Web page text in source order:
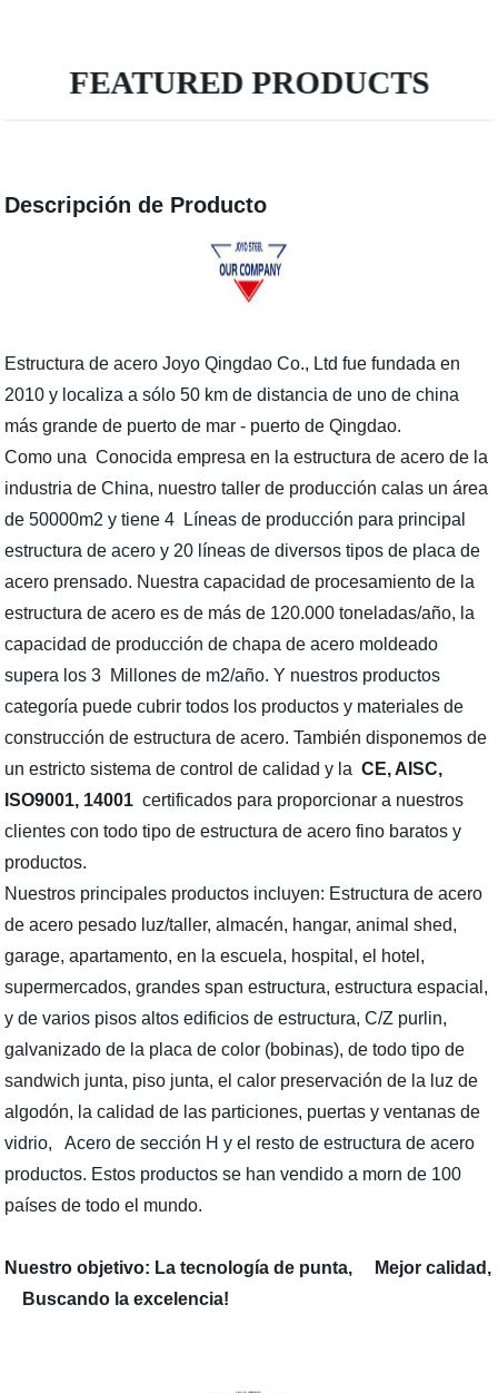
FEATURED PRODUCTS
Descripción de Producto
Estructura de acero Joyo Qingdao Co., Ltd fue fundada en
2010 y localiza a sólo 50 km de distancia de uno de china
más grande de puerto de mar - puerto de Qingdao.
Como una Conocida empresa en la estructura de acero de la
industria de China, nuestro taller de producción calas un área
de 50000m2 y tiene 4 Líneas de producción para principal
estructura de acero y 20 líneas de diversos tipos de placa de
acero prensado. Nuestra capacidad de procesamiento de la
estructura de acero es de más de 120.000 toneladas/año, la
capacidad de producción de chapa de acero moldeado
supera los 3 Millones de m2/año. Y nuestros productos
categoría puede cubrir todos los productos y materiales de
construcción de estructura de acero. También disponemos de
un estricto sistema de control de calidad y la CE, AISC,
ISO9001, 14001certificados para proporcionar a nuestros
clientes con todo tipo de estructura de acero fino baratos y
productos.
Nuestros principales productos incluyen: Estructura de acero
de acero pesado luz/taller, almacén, hangar, animal shed,
garage, apartamento, en la escuela, hospital, el hotel,
supermercados, grandes span estructura, estructura espacial,
y de varios pisos altos edificios de estructura, C/Z purlin,
galvanizado de la placa de color (bobinas), de todo tipo de
sandwich junta, piso junta, el calor preservación de la luz de
algodón, la calidad de las particiones, puertas y ventanas de
vidrio, Acero de sección H y el resto de estructura de acero
productos. Estos productos se han vendido a morn de 100
países de todo el mundo.
Nuestro objetivo: La tecnología de punta, Mejor calidad,
Buscando la excelencia!